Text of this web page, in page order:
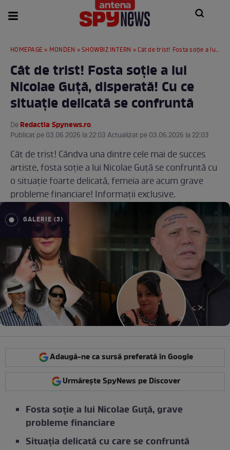
HOMEPAGE » MONDEN »SHOWBIZ INTERN » Cât de trist! Fosta soție a lui Nicolae Guță, disperată! Cu ce situație delicată se confruntă
Cât de trist! Fosta soție a lui
Nicolae Guță, disperată! Cu ce
situație delicată se confruntă
DeRedactia Spynews.ro.
Publicat pe 03.06.2026 la 22:03 Actualizat pe 03.06.2026 la 22:03
Cât de trist! Cândva una dintre cele mai de succes
artiste, fosta soție a lui Nicolae Guță se confruntă cu
o situație foarte delicată, femeia are acum grave
probleme financiare! Informații exclusive.
GALERIE (3)
Adaugă-ne ca sursă preferată în Google
Urmărește SpyNews pe Discover
Fosta soție a lui Nicolae Guță, grave
probleme financiare
Situația delicată cu care se confruntă